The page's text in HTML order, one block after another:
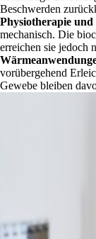
Beschwerden
Physiotherapie und
mechanisch. Die
erreichen sie jedoch
vorübergehend
Gewebe bleiben